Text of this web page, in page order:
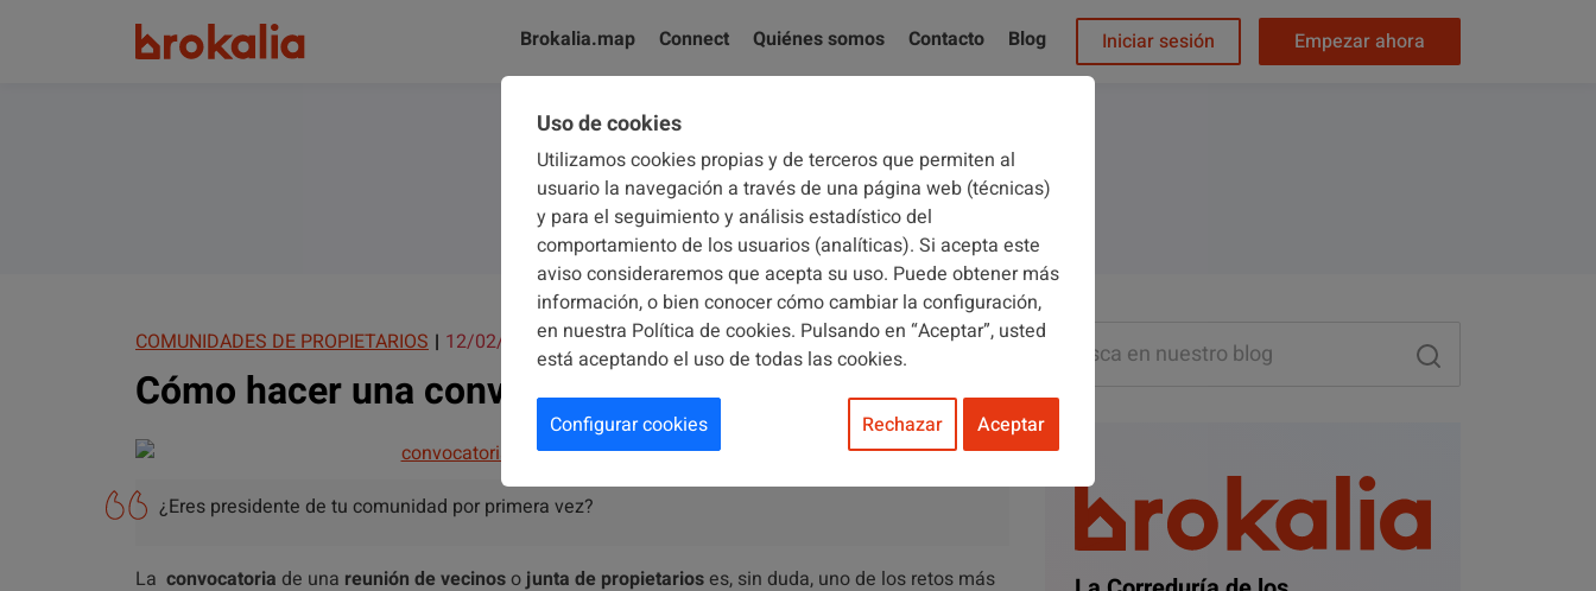
Brokalia.map Connect Quiénes somos Contacto Blog Iniciar sesión Empezar ahora
El blog de Brokalia
COMUNIDADES DE PROPIETARIOS 12/02/2018
Cómo hacer una convocatoria de junta de vecinos
¿Eres presidente de tu comunidad por primera vez?
La convocatoria de una reunión de vecinosojunta de propietarios es, sin duda, uno de los retos más
Uso de cookies
Utilizamos cookies propias y de terceros que permiten al
usuario la navegación a través de una página web (técnicas)
y para el seguimiento y análisis estadístico del
comportamiento de los usuarios (analíticas). Si acepta este
aviso consideraremos que acepta su uso. Puede obtener más
información, o bien conocer cómo cambiar la configuración,
en nuestra Política de cookies. Pulsando en “Aceptar”, usted
está aceptando el uso de todas las cookies.
Configurar cookies Rechazar Aceptar